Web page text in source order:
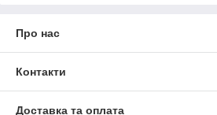
Про нас
Контакти
Доставка та оплата